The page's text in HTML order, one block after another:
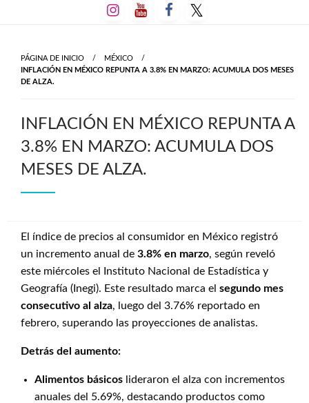
al
PÁGINA DE INICIO
MÉXICO
INFLACIÓN EN MÉXICO REPUNTA A 3.8% EN MARZO: ACUMULA DOS MESES
DE ALZA.
INFLACIÓN EN MÉXICO REPUNTA A
3.8% EN MARZO: ACUMULA DOS
MESES DE ALZA.
El índice de precios al consumidor en México registró
un incremento anual de 3.8% en marzo, según reveló
este miércoles el Instituto Nacional de Estadística y
Geografía (Inegi). Este resultado marca el segundo mes
consecutivo al alza, luego del 3.76% reportado en
febrero, superando las proyecciones de analistas.
Detrás del aumento:
Alimentos básicos lideraron el alza con incrementos
anuales del 5.69%, destacando productos como